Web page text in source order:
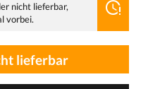
nicht lieferbar,
vorbei.
lieferbar